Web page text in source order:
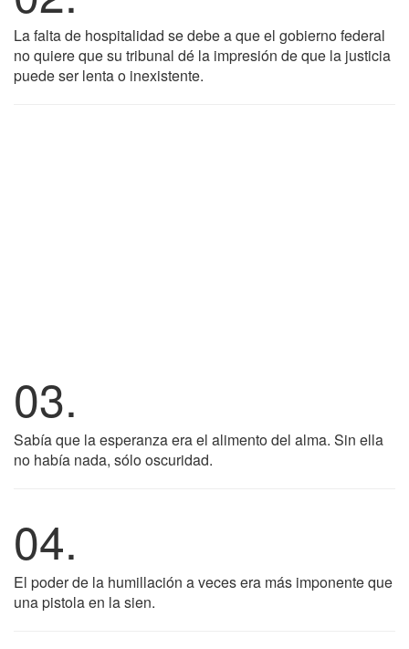
La falta de hospitalidad se debe a que el gobierno federal
no quiere que su tribunal dé la impresión de que la justicia
puede ser lenta o inexistente.
03.
Sabía que la esperanza era el alimento del alma. Sin ella
no había nada, sólo oscuridad.
04.
El poder de la humillación a veces era más imponente que
una pistola en la sien.